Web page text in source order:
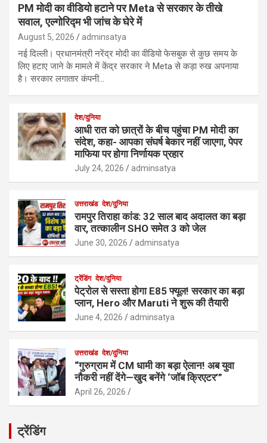
PM मोदी का वीडियो हटाने पर Meta से सरकार के तीखे
सवाल, एल्गोरिद्म भी जांच के घेरे में
August 5, 2026 adminsatya
नई दिल्ली। प्रधानमंत्री नरेंद्र मोदी का वीडियो फेसबुक से कुछ समय के
लिए हटाए जाने के मामले में केंद्र सरकार ने Meta से कड़ा रुख अपनाया
है। सरकार लगातार कंपनी…
देश/दुनिया
आधी रात को छात्रों के बीच पहुंचा PM मोदी का
संदेश, कहा- आपका संघर्ष बेकार नहीं जाएगा, पेपर
माफिया पर होगा निर्णायक प्रहार
July 24, 2026 adminsatya
उत्तराखंड देश/दुनिया
रामपुर तिराहा कांड: 32 साल बाद अदालत का बड़ा
वार, तत्कालीन SHO समेत 3 को जेल
June 30, 2026 adminsatya
ट्रेंडिंग देश/दुनिया
पेट्रोल से सस्ता होगा E85 फ्यूल! सरकार का बड़ा
प्लान, Hero और Maruti ने शुरू की तैयारी
June 4, 2026 adminsatya
उत्तराखंड देश/दुनिया
“गुरुग्राम में CM धामी का बड़ा ऐलान! अब युवा
नौकरी नहीं देंगे—खुद बनेंगे ‘जॉब क्रिएटर’”
April 26, 2026
ट्रेंडिंग